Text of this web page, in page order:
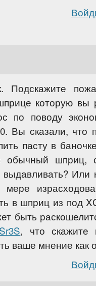
Подскажите
которую вы
по поводу
Вы сказали, что
пасту в
обычный шприц,
выдавливать?
в шприц из под
быть
, что скажите
ваше мнение как